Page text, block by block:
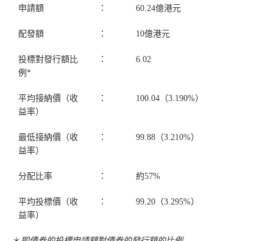
申請額 ： 60.24億港元
配發額 ： 10億港元
投標對發行額比
例*
： 6.02
平均接納價（收
益率）
： 100.04（3.190%）
最低接納價（收
益率）
： 99.88（3.210%）
分配比率 ： 約57%
平均投標價（收
益率）
： 99.20（3.295%）